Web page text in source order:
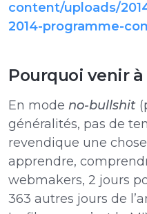
content/uploads/
2014-programme-
Pourquoi venir à
En mode no-bullshit
généralités, pas de
revendique une
apprendre,
webmakers, 2 jours
363 autres jours de